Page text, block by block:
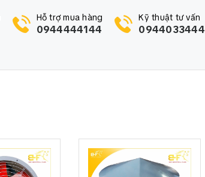
Hỗ trợ mua hàng
0944444144
Kỹ thuật tư vấn
0944033444